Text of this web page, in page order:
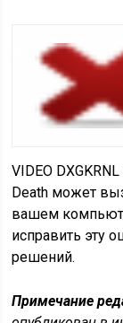
VIDEO
Death может
вашем
исправить эту
решений.
Примечание